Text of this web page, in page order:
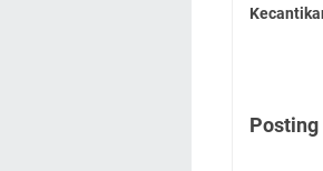
Posting